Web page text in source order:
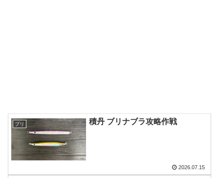
ブリ 積丹 ブリナブラ攻略作戦
2026.07.15